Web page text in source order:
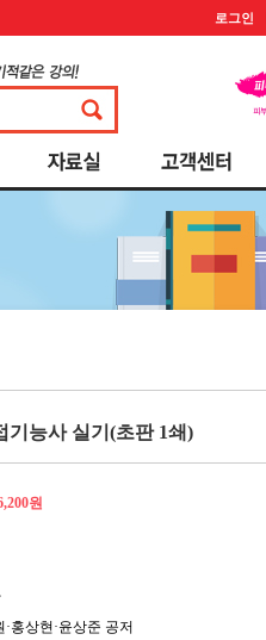
로그인
기능사 실기(초판 1쇄)
원
·홍상현·윤상준 공저